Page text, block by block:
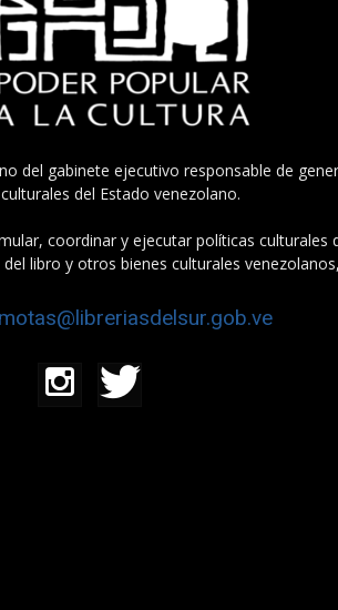
del gabinete ejecutivo responsable de
del Estado venezolano.
coordinar y ejecutar políticas culturales
libro y otros bienes culturales